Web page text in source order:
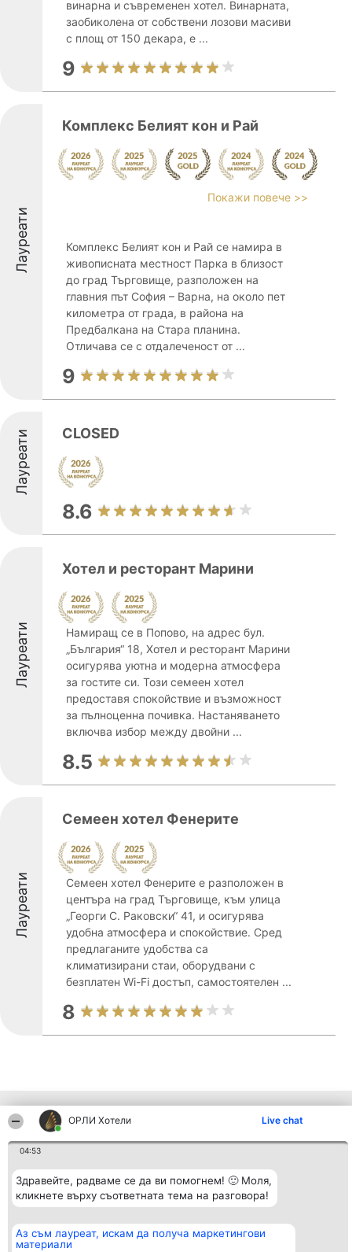
ОРЛИ Хотели Live chat
04:53
Здравейте, радваме се да ви помогнем! 🙂 Моля,
кликнете върху съответната тема на разговора!
Аз съм лауреат, искам да получа маркетингови
материали
винарна и съвременен хотел. Винарната,
заобиколена от собствени лозови масиви
с площ от 150 декара, е ...
9
Лауреати
Комплекс Белият кон и Рай
Покажи повече >>
Комплекс Белият кон и Рай се намира в
живописната местност Парка в близост
до град Търговище, разположен на
главния път София – Варна, на около пет
километра от града, в района на
Предбалкана на Стара планина.
Отличава се с отдалеченост от ...
9
Лауреати CLOSED
8.6
Лауреати
Хотел и ресторант Марини
Намиращ се в Попово, на адрес бул.
„България“ 18, Хотел и ресторант Марини
осигурява уютна и модерна атмосфера
за гостите си. Този семеен хотел
предоставя спокойствие и възможност
за пълноценна почивка. Настаняването
включва избор между двойни ...
8.5
Лауреати
Семеен хотел Фенерите
Семеен хотел Фенерите е разположен в
центъра на град Търговище, към улица
„Георги С. Раковски“ 41, и осигурява
удобна атмосфера и спокойствие. Сред
предлаганите удобства са
климатизирани стаи, оборудвани с
безплатен Wi-Fi достъп, самостоятелен ...
8
Други фирми от региона
Организатор на
класиране
Beautiful Company S.R.L.
BulevardulAleea Timișul De
4, Ap. 13
București 53-238
Класация
Победители
Списък на
всички
Правила
Статут/Устав
Контакти
Контакти